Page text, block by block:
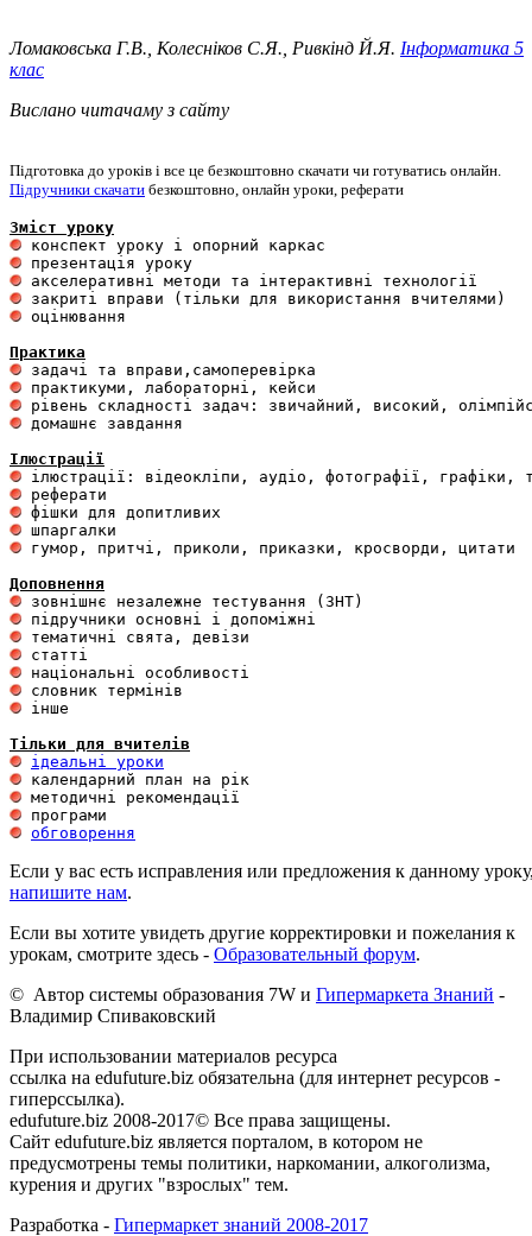
Ломаковська Г.В., Колесніков С.Я., Ривкінд Й.Я. Інформатика 5
клас
Вислано читачаму з сайту
Підготовка до уроків і все це безкоштовно скачати чи готуватись онлайн.
Підручники скачати безкоштовно, онлайн уроки, реферати
Зміст уроку
оцінювання
Практика
домашнє завдання
Ілюстрації
гумор, притчі, приколи, приказки, кросворди, цитати
Доповнення
інше
Тільки для вчителів
ідеальні уроки
обговорення
Если у вас есть исправления или предложения к данному
напишите нам.
Если вы хотите увидеть другие корректировки и пожелания к
урокам, смотрите здесь - Образовательный форум.
© Автор системы образования 7W и Гипермаркета Знаний -
Владимир Спиваковский
При использовании материалов ресурса
ссылка на edufuture.biz обязательна (для интернет ресурсов -
гиперссылка).
edufuture.biz 2008-2017© Все права защищены.
Сайт edufuture.biz является порталом, в котором не
предусмотрены темы политики, наркомании, алкоголизма,
курения и других "взрослых" тем.
Разработка - Гипермаркет знаний 2008-2017